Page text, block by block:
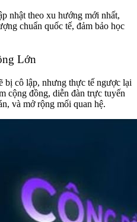
nhật theo xu hướng mới nhất,
chuẩn quốc tế, đảm bảo học
Lớn
bị cô lập, nhưng thực tế ngược lại
cộng đồng, diễn đàn trực tuyến
và mở rộng mối quan hệ.